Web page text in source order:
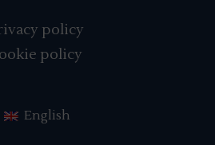
policy
policy
English